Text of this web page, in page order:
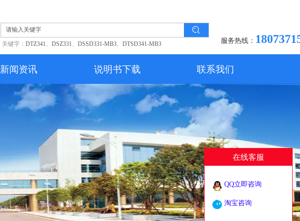
服务热线：
关键字： DTZ341、 DSZ331、 DSSD331-MB3、 DTSD341-MB3
在线客服
QQ立即咨询
淘宝咨询
新闻资讯 说明书下载 联系我们